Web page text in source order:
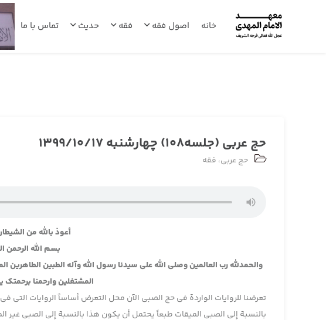
خانه اصول فقه فقه حدیث تماس با ما
حج عربی (جلسه108) چهارشنبه 1399/10/17
حج عربی، فقه
أعوذ بالله من
بسم الله الرحمن
والحمدلله رب العالمين وصلى الله على سيدنا رسول الله وآله الطبين
المشتغلين وارحمنا برحمتك
تعرضنا للروايات الواردة في حج الصبي الآن محل التعرض أساساً الروايات التي
بالنسبة إلى الصبي الميقات طبعاً يحتمل أن يكون هذا بالنسبة إلى الصبي غير